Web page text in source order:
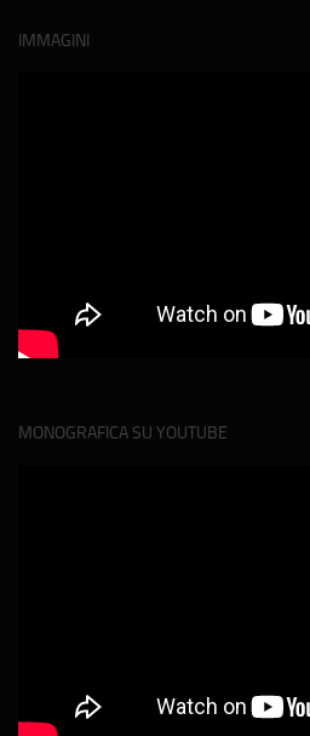
IMMAGINI
MONOGRAFICA SU YOUTUBE